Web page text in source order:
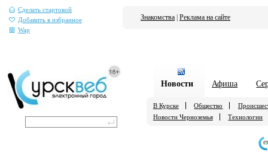
Сделать стартовой
Добавить в избранное
Wap
Знакомства Реклама на сайте
Новости Афиша
В Курске Общество
Новости Черноземья
Технологии